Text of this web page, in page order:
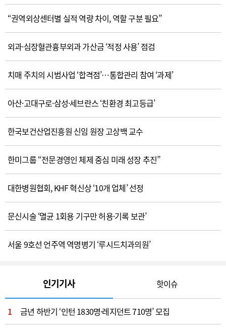
선출 현성열 길병원 외상외과 교수, 대한외상학회 차기회장
동국대일산병원 김채민 간호사, 병원 혈액질환 환자에 조혈모세포 기증
기부 경상국립대병원, 진주시복지재단에 위기가구 지원금 480만원
선출 대한혈관학회 차기 이사장 홍순준(고대안암병원 순환기내과)
기부 코스닥협회, 한림화상재단 후원금 6300만원
동정 대한심혈관중재학회 신임 회장 장기육·이사장 구본권 취임
동정 닥터나우 최고마케팅책임자(CMO) 전지웅
[칼럼] "필수의료 강화와 적정검사 진단체계 균형"
[건강정보] 비만치료제 열풍 속 놓치기 쉬운 포인트
[건강정보]"여름 수족구병 유행 본격화, 영유아 가정 주의"
[칼럼] "검체검사 개편, 일차의료 흔들고 필수의료 더 악화"
[건강정보]"두통·시야 이상·팔다리 마비 반복되면 '뇌종양' 의심"
[건강정보] "두근거림·어지럼증 반복되면 부정맥 검사 필요"
[칼럼] 의원 직격탄·수탁업체 줄도산·병원 수가 영향
[건강정보]"정계정맥류, 남성 난임 주요 원인"
[건강정보] "궤양성대장염 장기 관리, 의사·환자 함께 결정"
“권역외상센터별 실적 역량 차이, 역할 구분 필요”
외과·심장혈관흉부외과 가산금 ‘적정 사용’ 점검
치매 주치의 시범사업 ‘합격점’…통합관리 참여 ‘과제’
아산·고대구로·삼성·세브란스 ‘친환경 최고등급’
한국 보건산업진흥원 신임 원장 고상백 교수
한미그룹 “전문경영인 체제 중심 미래 성장 추진”
대한병원협회, KHF 혁신상 ‘10개 업체’ 선정
문신시술 ‘멸균 1회용 기구만 허용·기록 보관’
서울 9호선 언주역 역명병기 ‘루시드치과의원’
1 금년 하반기 ‘인턴 1830명·레지던트 710명’ 모집
인기기사 핫이슈